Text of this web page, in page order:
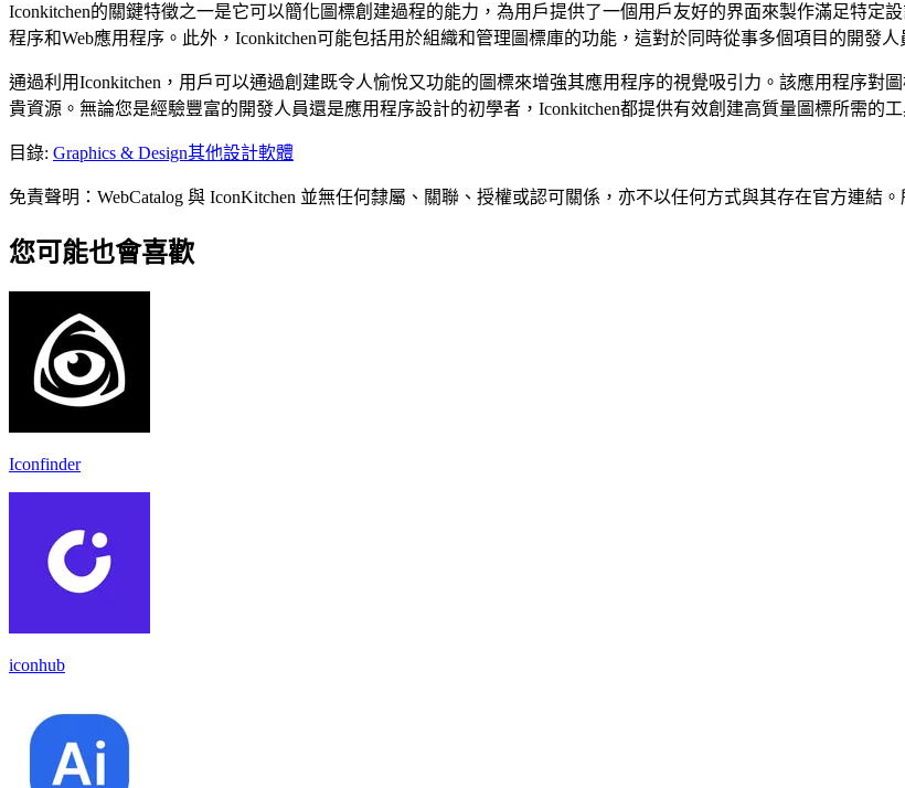
Iconkitchen的關鍵特徵之一是它可以簡化圖標創建過程的能力，為用戶提供了一個用戶友好的界面來製作滿足特定
程序和Web應用程序。此外，Iconkitchen可能包括用於組織和管理圖標庫的功能，這對於同時從事多個項目的開發人
通過利用Iconkitchen，用戶可以通過創建既令人愉悅又功能的圖標來增強其應用程序的視覺吸引力。該應用程序對
貴資源。無論您是經驗豐富的開發人員還是應用程序設計的初學者，Iconkitchen都提供有效創建高質量圖標所需的工
目錄: Graphics & Design其他設計軟體
免責聲明：WebCatalog 與 IconKitchen 並無任何隸屬、關聯、授權或認可關係，亦不以任何方式與其存在官方連結
您可能也會喜歡
Iconfinder
iconhub